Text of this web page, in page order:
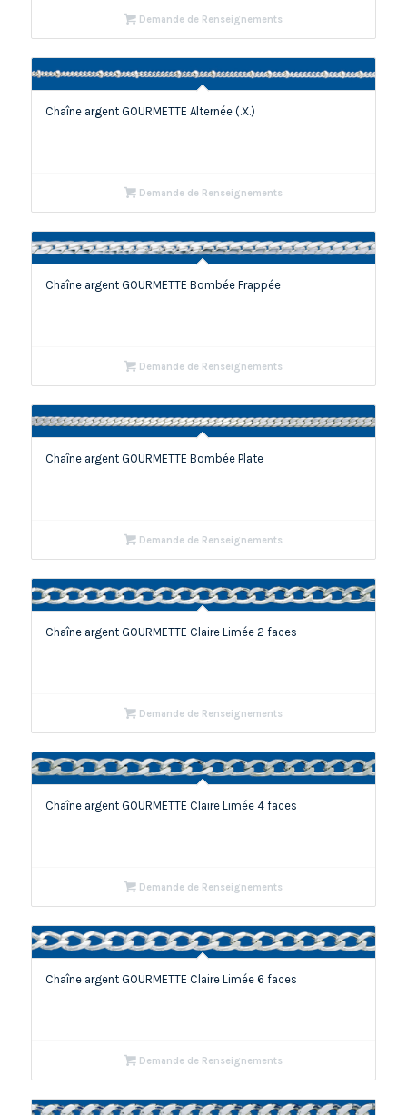
Demande de Renseignements
Chaîne argent GOURMETTE Alternée (.X.)
Demande de Renseignements
Chaîne argent GOURMETTE Bombée Frappée
Demande de Renseignements
Chaîne argent GOURMETTE Bombée Plate
Demande de Renseignements
Chaîne argent GOURMETTE Claire Limée 2 faces
Demande de Renseignements
Chaîne argent GOURMETTE Claire Limée 4 faces
Demande de Renseignements
Chaîne argent GOURMETTE Claire Limée 6 faces
Demande de Renseignements